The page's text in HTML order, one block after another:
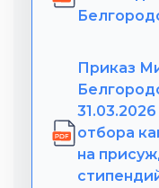
Приказ
отбора
на